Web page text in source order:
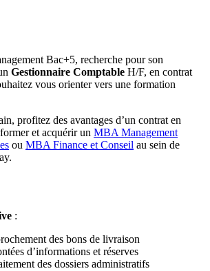
Bac+5, recherche pour son
Gestionnaire Comptable H/F, en contrat
vous orienter vers une formation
profitez des avantages d’un contrat en
et acquérir un MBA Management
ou MBA Finance et Conseil au sein de
:
des bons de livraison
d’informations et réserves
des dossiers administratifs